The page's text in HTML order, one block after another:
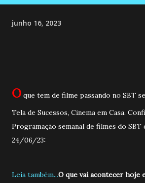
junho 16, 2023
O que tem de filme passando no SBT
Tela de Sucessos, Cinema em Casa.
Programação semanal de filmes do
24/06/23:
Leia também...O que vai acontecer hoje